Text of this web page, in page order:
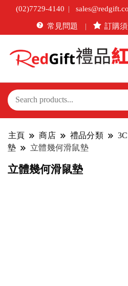
(02)7729-4140
常見問題 訂購
主頁 商店 禮品分類
墊
立體幾何滑鼠墊
立體幾何滑鼠墊